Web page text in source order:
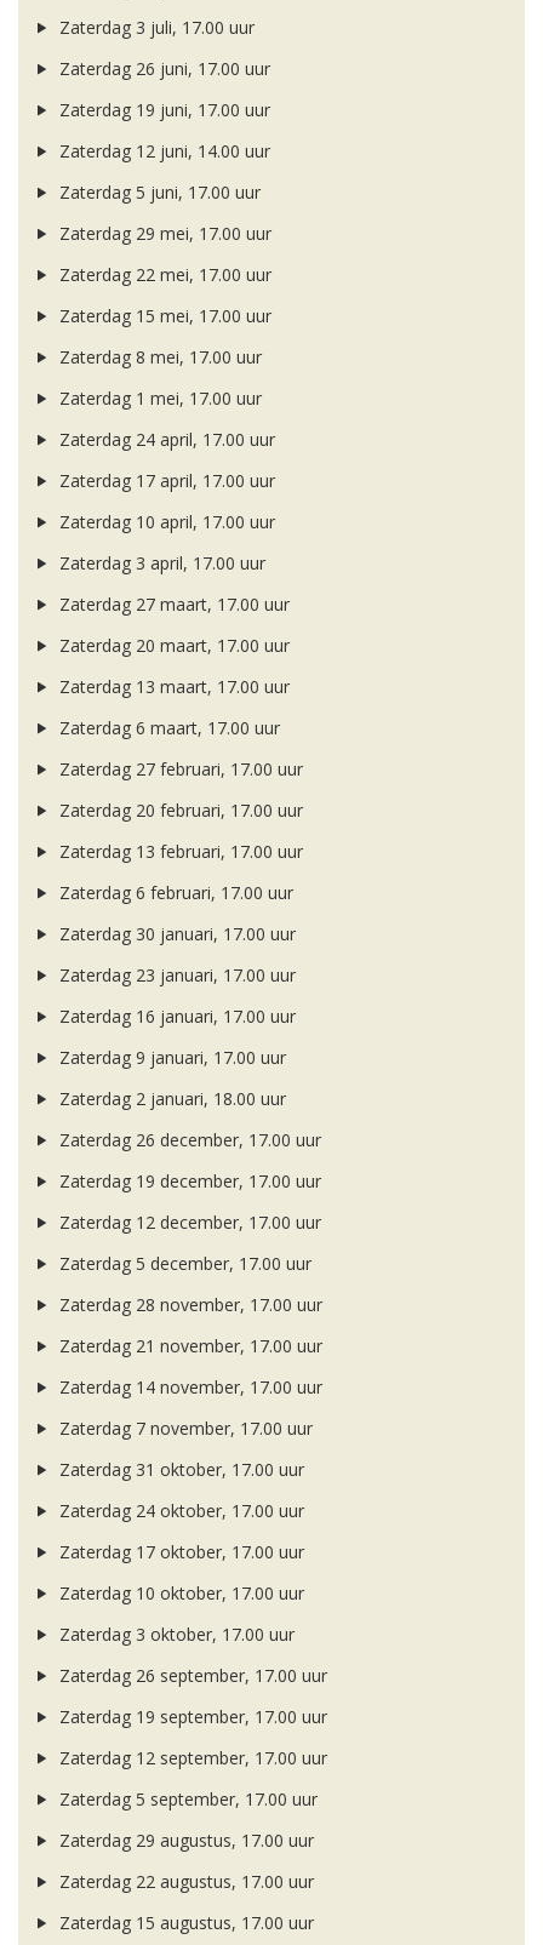
Zaterdag 3 juli, 17.00 uur
Zaterdag 26 juni, 17.00 uur
Zaterdag 19 juni, 17.00 uur
Zaterdag 12 juni, 14.00 uur
Zaterdag 5 juni, 17.00 uur
Zaterdag 29 mei, 17.00 uur
Zaterdag 22 mei, 17.00 uur
Zaterdag 15 mei, 17.00 uur
Zaterdag 8 mei, 17.00 uur
Zaterdag 1 mei, 17.00 uur
Zaterdag 24 april, 17.00 uur
Zaterdag 17 april, 17.00 uur
Zaterdag 10 april, 17.00 uur
Zaterdag 3 april, 17.00 uur
Zaterdag 27 maart, 17.00 uur
Zaterdag 20 maart, 17.00 uur
Zaterdag 13 maart, 17.00 uur
Zaterdag 6 maart, 17.00 uur
Zaterdag 27 februari, 17.00 uur
Zaterdag 20 februari, 17.00 uur
Zaterdag 13 februari, 17.00 uur
Zaterdag 6 februari, 17.00 uur
Zaterdag 30 januari, 17.00 uur
Zaterdag 23 januari, 17.00 uur
Zaterdag 16 januari, 17.00 uur
Zaterdag 9 januari, 17.00 uur
Zaterdag 2 januari, 18.00 uur
Zaterdag 26 december, 17.00 uur
Zaterdag 19 december, 17.00 uur
Zaterdag 12 december, 17.00 uur
Zaterdag 5 december, 17.00 uur
Zaterdag 28 november, 17.00 uur
Zaterdag 21 november, 17.00 uur
Zaterdag 14 november, 17.00 uur
Zaterdag 7 november, 17.00 uur
Zaterdag 31 oktober, 17.00 uur
Zaterdag 24 oktober, 17.00 uur
Zaterdag 17 oktober, 17.00 uur
Zaterdag 10 oktober, 17.00 uur
Zaterdag 3 oktober, 17.00 uur
Zaterdag 26 september, 17.00 uur
Zaterdag 19 september, 17.00 uur
Zaterdag 12 september, 17.00 uur
Zaterdag 5 september, 17.00 uur
Zaterdag 29 augustus, 17.00 uur
Zaterdag 22 augustus, 17.00 uur
Zaterdag 15 augustus, 17.00 uur